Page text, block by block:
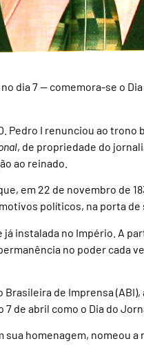
dia 7 — comemora-se o
Pedro I renunciou ao
, de propriedade do
ao reinado.
em 22 de novembro de
políticos, na porta de
já instalada no Império. A
no poder cada
Brasileira de Imprensa
de abril como o Dia do
sua homenagem, nomeou